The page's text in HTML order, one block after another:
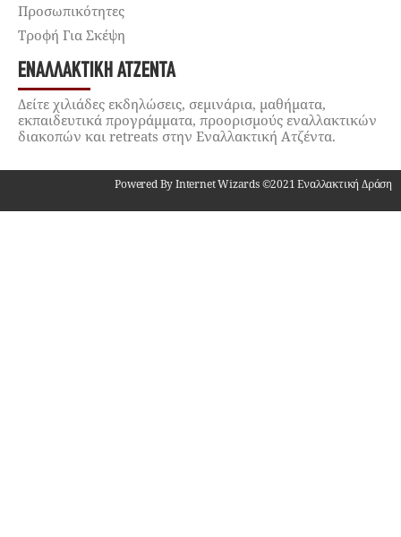
Προσωπικότητες
Τροφή Για Σκέψη
ΕΝΑΛΛΑΚΤΙΚΉ ΑΤΖΈΝΤΑ
Δείτε χιλιάδες εκδηλώσεις, σεμινάρια, μαθήματα,
εκπαιδευτικά προγράμματα, προορισμούς εναλλακτικών
διακοπών και retreats στην Εναλλακτική Ατζέντα.
Powered By Internet Wizards ©2021 Εναλλακτική Δράση